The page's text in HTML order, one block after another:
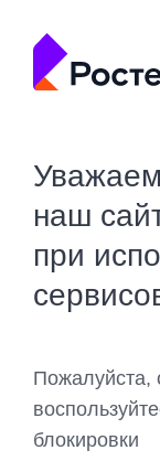
наш
при
Пожалуйста,
блокировки